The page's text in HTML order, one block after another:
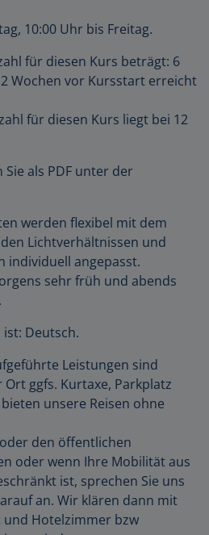
10:00 Uhr bis Freitag.
für diesen Kurs beträgt: 6
Wochen vor Kursstart erreicht
für diesen Kurs liegt bei 12
als PDF unter der
werden flexibel mit dem
Lichtverhältnissen und
individuell angepasst.
sehr früh und abends
ist: Deutsch.
Leistungen sind
ggfs. Kurtaxe, Parkplatz
unsere Reisen ohne
den öffentlichen
oder wenn Ihre Mobilität aus
ist, sprechen Sie uns
an. Wir klären dann mit
und Hotelzimmer bzw